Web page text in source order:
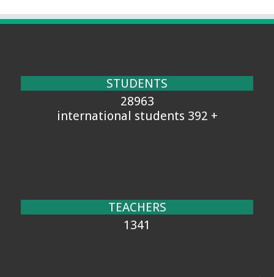
STUDENTS
28963
+ 392 international students
TEACHERS
1341